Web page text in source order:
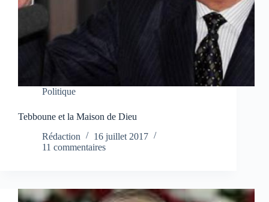
Politique
Tebboune et la Maison de Dieu
Rédaction
16 juillet 2017
11 commentaires